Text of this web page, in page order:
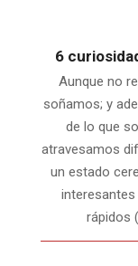
6
Aunque no
soñamos; y
de lo que
atravesamos
un estado
rápidos